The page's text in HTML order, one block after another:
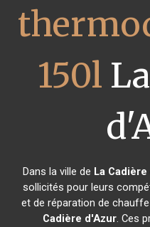
150l
Dans la ville de La
sollicités pour leurs
et de réparation de
Cadière d'Azur. Ces